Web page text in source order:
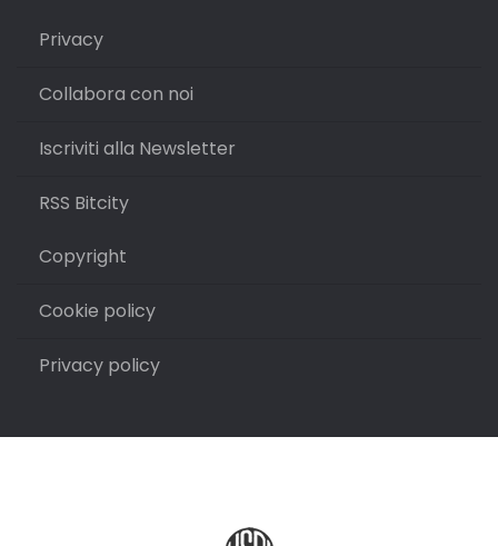
Privacy
Collabora con noi
Iscriviti alla Newsletter
RSS Bitcity
Copyright
Cookie policy
Privacy policy